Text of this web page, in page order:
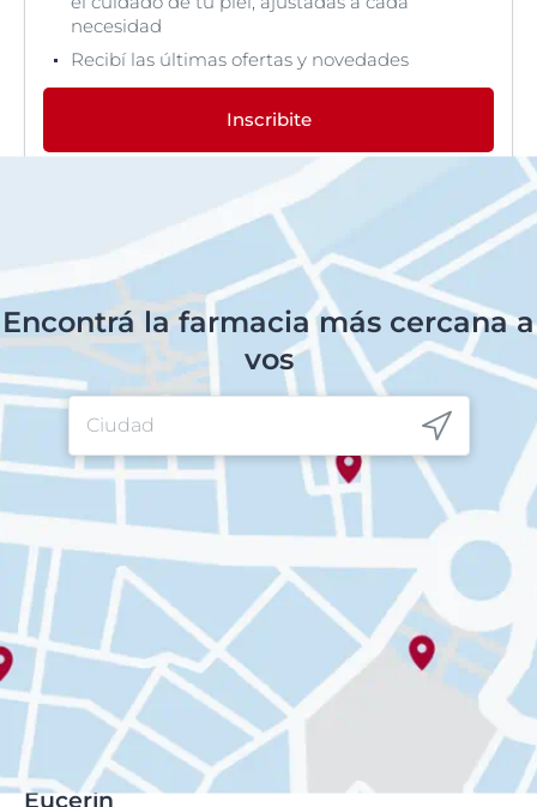
necesidad
Recibí las últimas ofertas y novedades
Inscribite
Encontrá la farmacia más cercana a
vos
Eucerin